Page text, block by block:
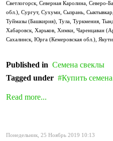
Светлогорск, Северная Каролина,
обл.), Сургут, Сухуми, Сызрань,
Туймазы (Башкирия), Тула, Туркмения,
Хабаровск, Харьков, Химки, Чаренцаван
Сахалинск, Юрга (Кемеровская обл.),
Published in Семена свеклы
Tagged under
Купить
Read more...
Понедельник, 25 Ноябрь 2019 10:13